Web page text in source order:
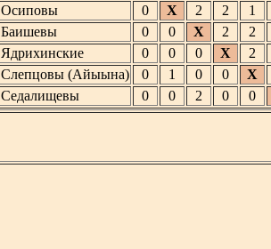
Осиповы 0 X 2 2 1
Баишевы 0 0 X 2 2
Ядрихинские 0 0 0 X 2
Слепцовы (Айыына) 0 1 0 0 X
Седалищевы 0 0 2 0 0